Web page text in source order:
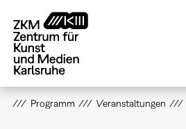
zum
Inhalt
Programm Veranstaltungen